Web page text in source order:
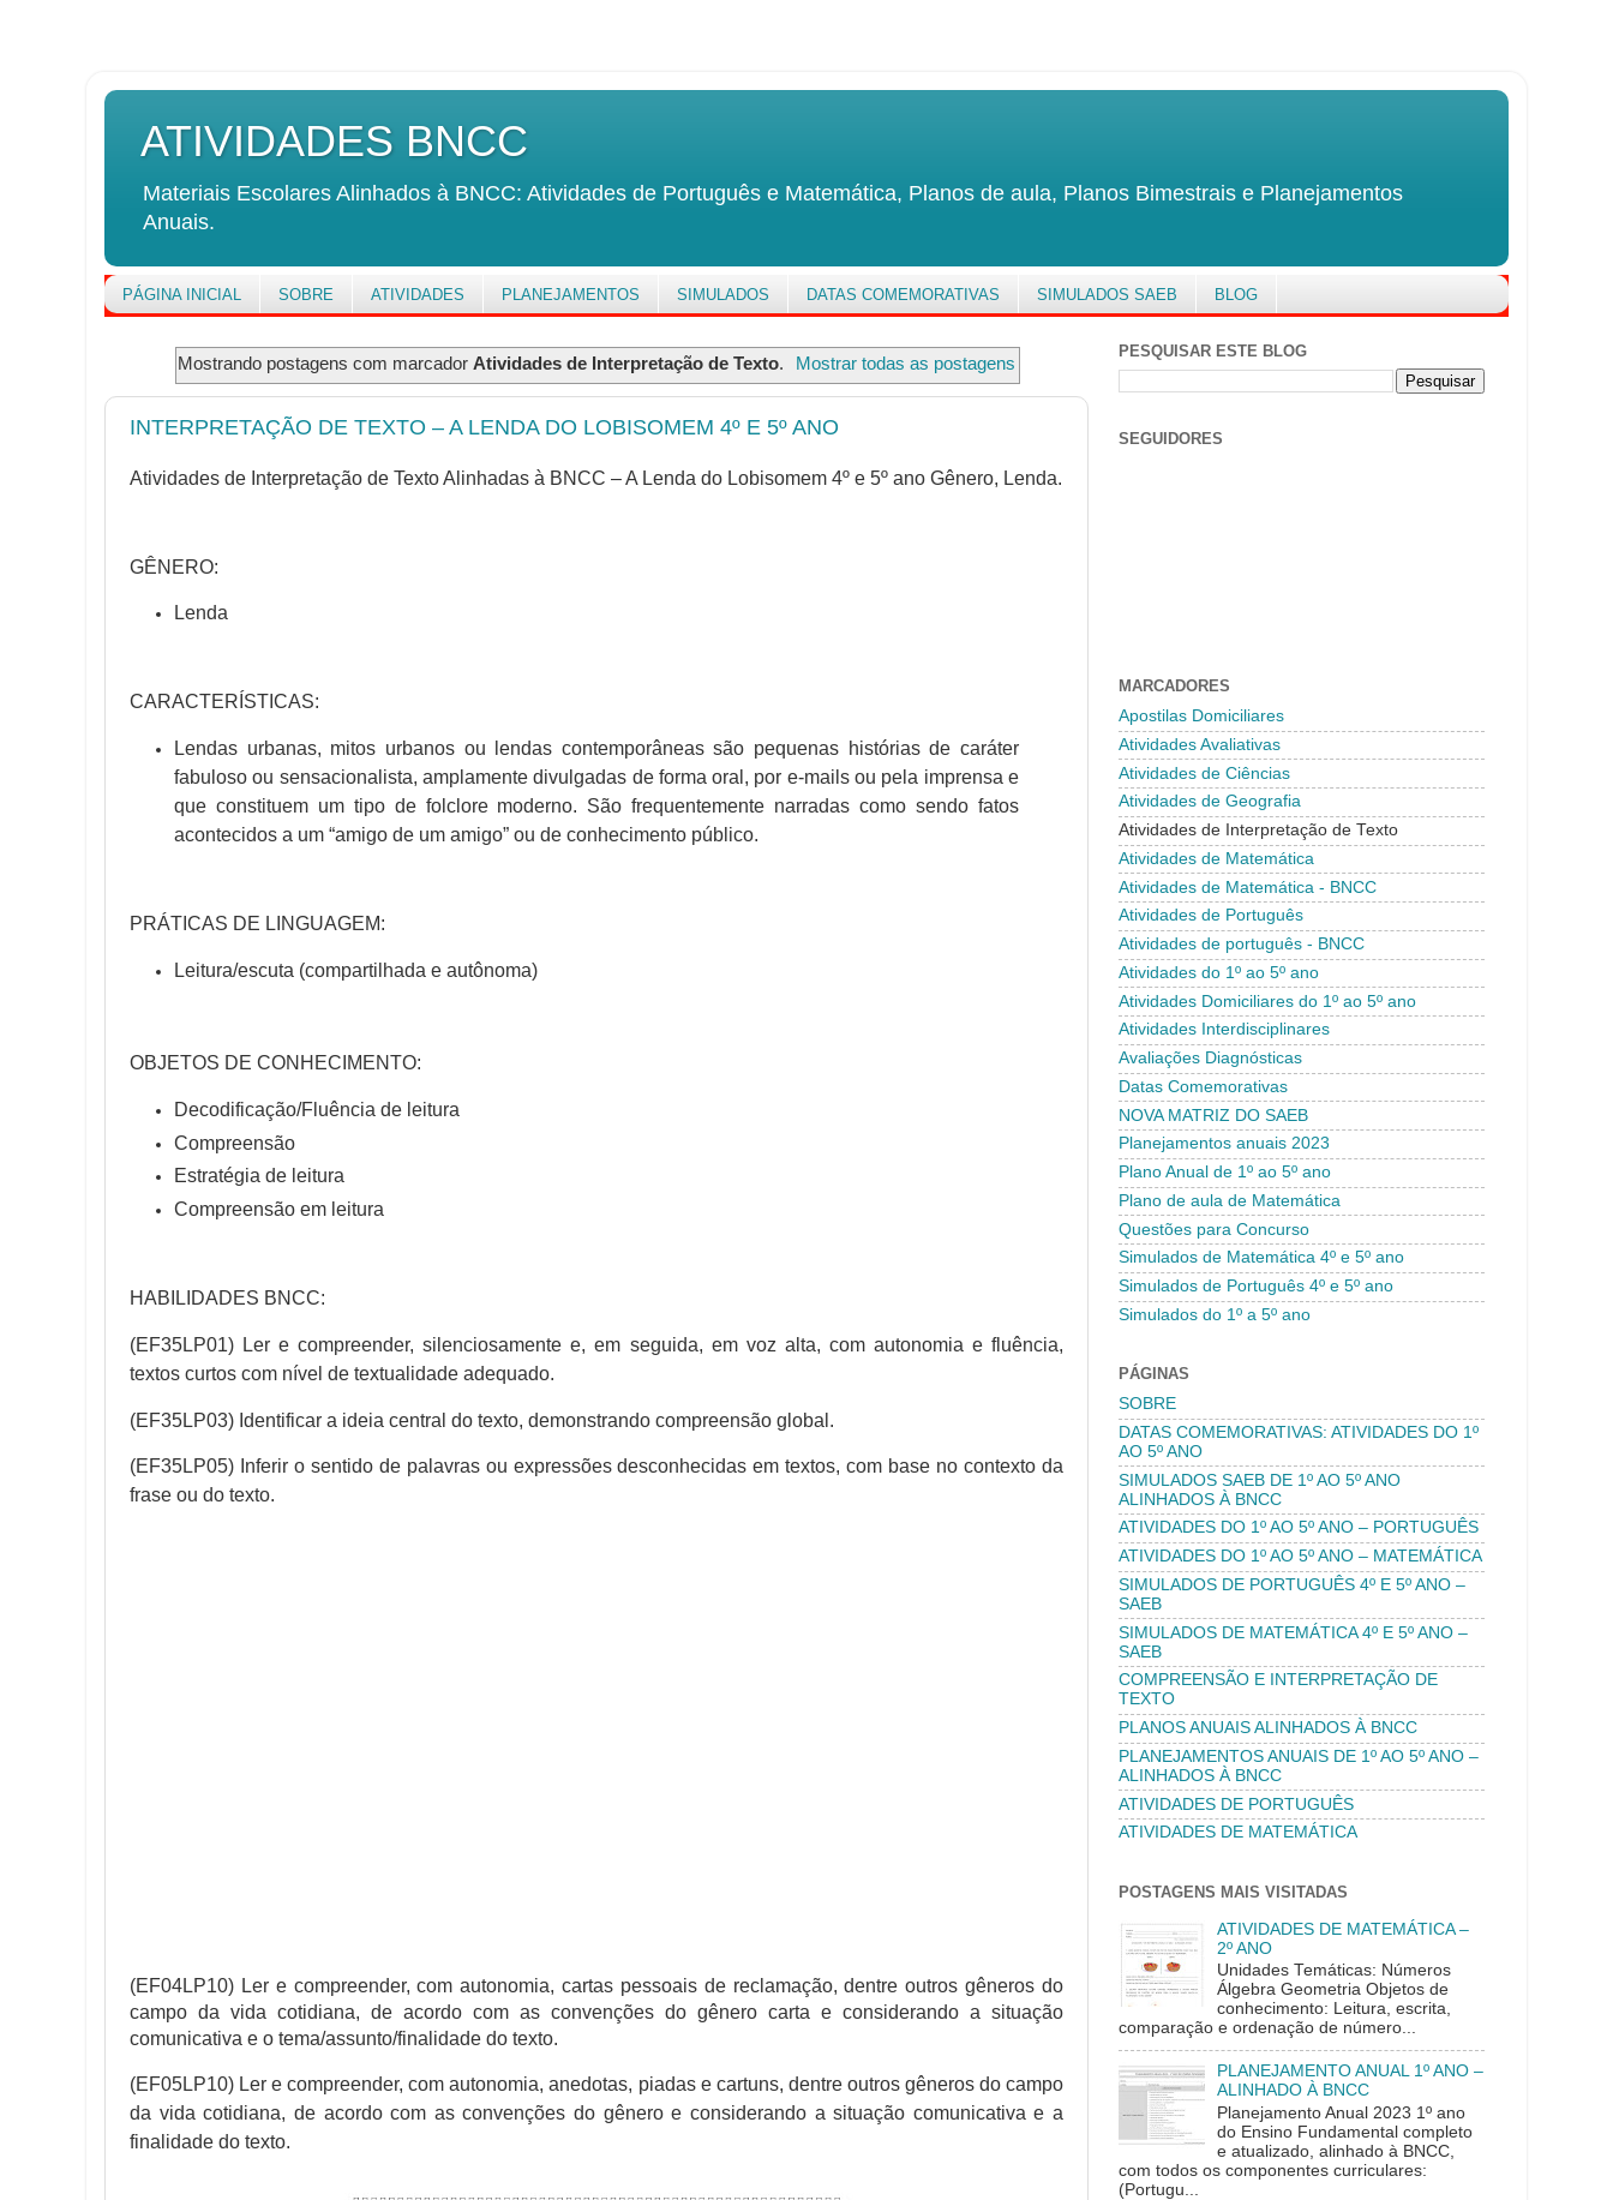
ATIVIDADES BNCC
Materiais Escolares Alinhados à BNCC: Atividades de Português e Matemática, Planos de aula, Planos Bimestrais e Planejamentos
Anuais.
PÁGINA INICIAL SOBRE ATIVIDADES PLANEJAMENTOS SIMULADOS DATAS COMEMORATIVAS SIMULADOS SAEB BLOG
Mostrando postagens com marcadorAtividades de Interpretação de Texto. Mostrar todas as postagens
INTERPRETAÇÃO DE TEXTO – A LENDA DO LOBISOMEM 4º E 5º ANO
Atividades de Interpretação de Texto Alinhadas à BNCC – A Lenda do Lobisomem 4º e 5º ano Gênero, Lenda.
GÊNERO:
Lenda
CARACTERÍSTICAS:
Lendas urbanas, mitos urbanos ou lendas contemporâneas são pequenas histórias de caráter
fabuloso ou sensacionalista, amplamente divulgadas de forma oral, por e-mails ou pela imprensa e
que constituem um tipo de folclore moderno. São frequentemente narradas como sendo fatos
acontecidos a um “amigo de um amigo” ou de conhecimento público.
PRÁTICAS DE LINGUAGEM:
Leitura/escuta (compartilhada e autônoma)
OBJETOS DE CONHECIMENTO:
Decodificação/Fluência de leitura
Compreensão
Estratégia de leitura
Compreensão em leitura
HABILIDADES BNCC:
(EF35LP01) Ler e compreender, silenciosamente e, em seguida, em voz alta, com autonomia e fluência,
textos curtos com nível de textualidade adequado.
(EF35LP03) Identificar a ideia central do texto, demonstrando compreensão global.
(EF35LP05) Inferir o sentido de palavras ou expressões desconhecidas em textos, com base no contexto da
frase ou do texto.
(EF04LP10) Ler e compreender, com autonomia, cartas pessoais de reclamação, dentre outros gêneros do
campo da vida cotidiana, de acordo com as convenções do gênero carta e considerando a situação
comunicativa e o tema/assunto/finalidade do texto.
(EF05LP10) Ler e compreender, com autonomia, anedotas, piadas e cartuns, dentre outros gêneros do campo
da vida cotidiana, de acordo com as convenções do gênero e considerando a situação comunicativa e a
finalidade do texto.
PESQUISAR ESTE BLOG
SEGUIDORES
MARCADORES
Apostilas Domiciliares
Atividades Avaliativas
Atividades de Ciências
Atividades de Geografia
Atividades de Interpretação de Texto
Atividades de Matemática
Atividades de Matemática - BNCC
Atividades de Português
Atividades de português - BNCC
Atividades do 1º ao 5º ano
Atividades Domiciliares do 1º ao 5º ano
Atividades Interdisciplinares
Avaliações Diagnósticas
Datas Comemorativas
NOVA MATRIZ DO SAEB
Planejamentos anuais 2023
Plano Anual de 1º ao 5º ano
Plano de aula de Matemática
Questões para Concurso
Simulados de Matemática 4º e 5º ano
Simulados de Português 4º e 5º ano
Simulados do 1º a 5º ano
PÁGINAS
SOBRE
DATAS COMEMORATIVAS: ATIVIDADES DO 1º
AO 5º ANO
SIMULADOS SAEB DE 1º AO 5º ANO
ALINHADOS À BNCC
ATIVIDADES DO 1º AO 5º ANO – PORTUGUÊS
ATIVIDADES DO 1º AO 5º ANO – MATEMÁTICA
SIMULADOS DE PORTUGUÊS 4º E 5º ANO –
SAEB
SIMULADOS DE MATEMÁTICA 4º E 5º ANO –
SAEB
COMPREENSÃO E INTERPRETAÇÃO DE
TEXTO
PLANOS ANUAIS ALINHADOS À BNCC
PLANEJAMENTOS ANUAIS DE 1º AO 5º ANO –
ALINHADOS À BNCC
ATIVIDADES DE PORTUGUÊS
ATIVIDADES DE MATEMÁTICA
POSTAGENS MAIS VISITADAS
ATIVIDADES DE MATEMÁTICA –
2º ANO
Unidades Temáticas: Números
Álgebra Geometria Objetos de
conhecimento: Leitura, escrita,
comparação e ordenação de número...
PLANEJAMENTO ANUAL 1º ANO –
ALINHADO À BNCC
Planejamento Anual 2023 1º ano
do Ensino Fundamental completo
e atualizado, alinhado à BNCC,
com todos os componentes curriculares:
(Portugu...